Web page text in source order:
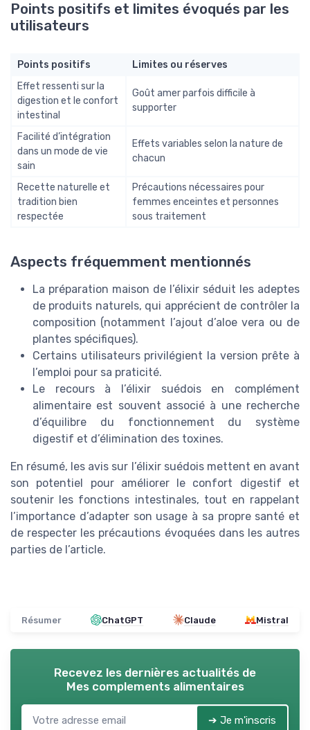
Points positifs et limites évoqués par les
utilisateurs
Points positifs
Limites ou réserves
Effet ressenti sur la
digestion et le confort
intestinal
Goût amer parfois difficile à
supporter
Facilité d’intégration
dans un mode de vie
sain
Effets variables selon la nature de
chacun
Recette naturelle et
tradition bien
respectée
Précautions nécessaires pour
femmes enceintes et personnes
sous traitement
Aspects fréquemment mentionnés
La préparation maison de l’élixir séduit les adeptes
de produits naturels, qui apprécient de contrôler la
composition (notamment l’ajout d’aloe vera ou de
plantes spécifiques).
Certains utilisateurs privilégient la version prête à
l’emploi pour sa praticité.
Le recours à l’élixir suédois en complément
alimentaire est souvent associé à une recherche
d’équilibre du fonctionnement du système
digestif et d’élimination des toxines.
En résumé, les avis sur l’élixir suédois mettent en avant
son potentiel pour améliorer le confort digestif et
soutenir les fonctions intestinales, tout en rappelant
l’importance d’adapter son usage à sa propre santé et
de respecter les précautions évoquées dans les autres
parties de l’article.
Résumer ChatGPT Claude Mistral
Recevez les dernières actualités de
Mes complements alimentaires
➔ Je m'inscris